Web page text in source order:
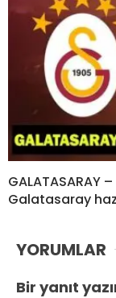
GALATASARAY –
Galatasaray
YORUMLAR
Bir yanıt